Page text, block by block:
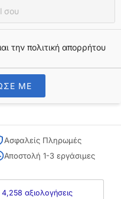
την πολιτική απορρήτου
ΜΕ
Ασφαλείς Πληρωμές
Αποστολή 1-3 εργάσιμες
4,258 αξιολογήσεις